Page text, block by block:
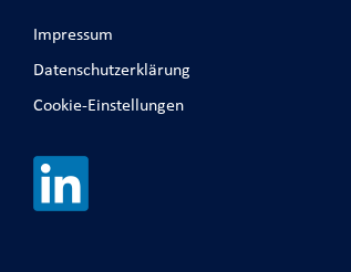
Impressum
Datenschutzerklärung
Cookie-Einstellungen